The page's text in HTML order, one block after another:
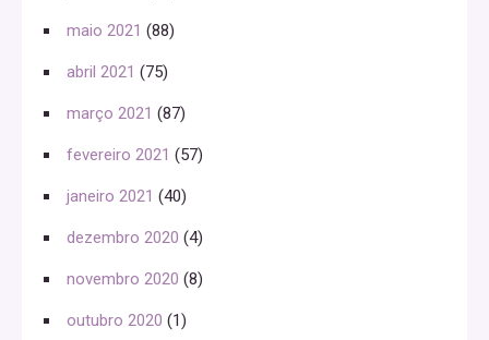
maio 2021 (88)
abril 2021 (75)
março 2021 (87)
fevereiro 2021 (57)
janeiro 2021 (40)
dezembro 2020 (4)
novembro 2020 (8)
outubro 2020 (1)